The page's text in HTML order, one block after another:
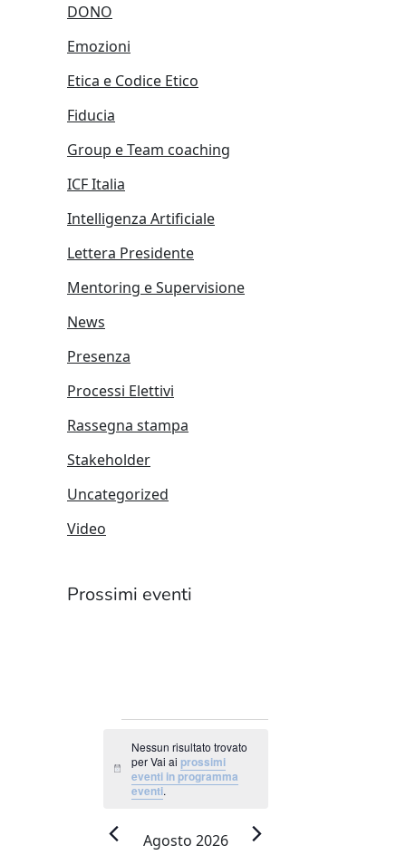
DONO
Emozioni
Etica e Codice Etico
Fiducia
Group e Team coaching
ICF Italia
Intelligenza Artificiale
Lettera Presidente
Mentoring e Supervisione
News
Presenza
Processi Elettivi
Rassegna stampa
Stakeholder
Uncategorized
Video
Prossimi eventi
Notice
Nessun risultato trovato
per Vai aiprossimi
eventi in programma
eventi.
Agosto 2026